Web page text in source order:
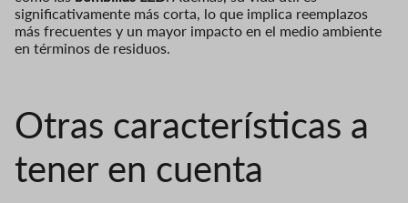
significativamente más corta, lo que implica reemplazos
más frecuentes y un mayor impacto en el medio ambiente
en términos de residuos.
Otras características a
tener en cuenta